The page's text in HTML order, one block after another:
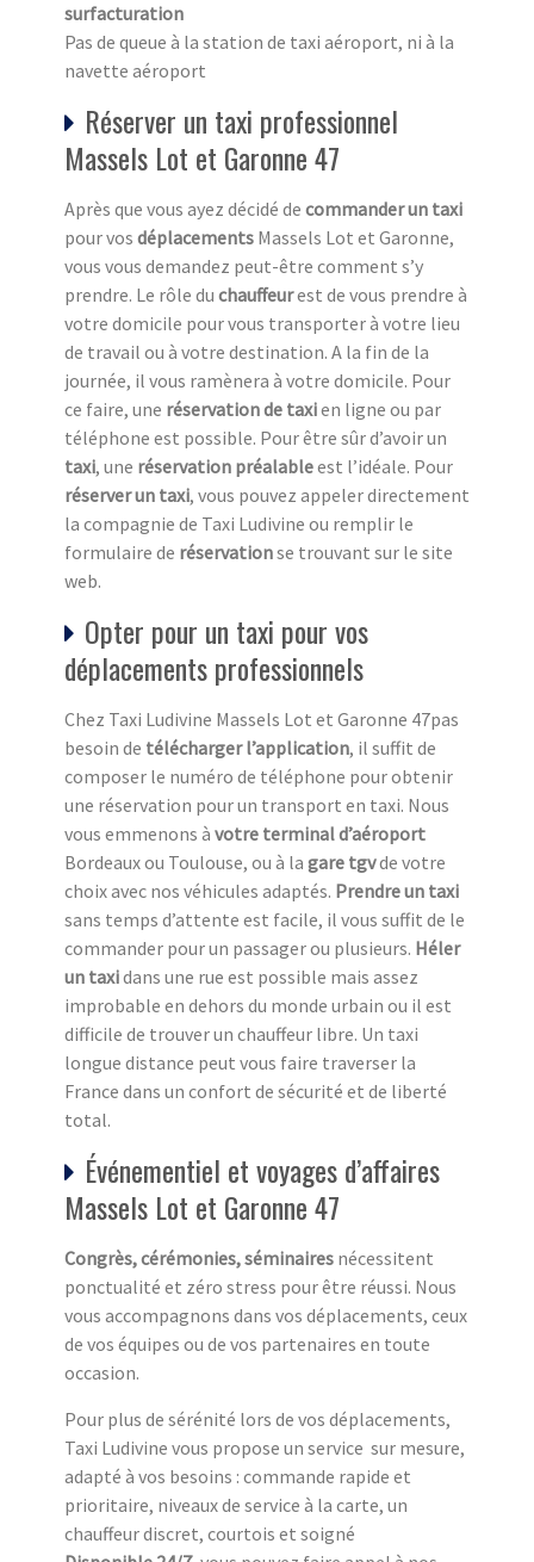
surfacturation
Pas de queue à la station de taxi aéroport, ni à la
navette aéroport
Réserver un taxi professionnel
Massels Lot et Garonne 47
Après que vous ayez décidé de commander un taxi
pour vos déplacements Massels Lot et Garonne,
vous vous demandez peut-être comment s’y
prendre. Le rôle du chauffeurest de vous prendre à
votre domicile pour vous transporter à votre lieu
de travail ou à votre destination. A la fin de la
journée, il vous ramènera à votre domicile. Pour
ce faire, une réservation de taxien ligne ou par
téléphone est possible. Pour être sûr d’avoir un
taxi, une réservation préalableest l’idéale. Pour
réserver un taxi, vous pouvez appeler directement
la compagnie de Taxi Ludivine ou remplir le
formulaire de réservationse trouvant sur le site
web.
Opter pour un taxi pour vos
déplacements professionnels
Chez Taxi Ludivine Massels Lot et Garonne 47pas
besoin de télécharger l’application, il suffit de
composer le numéro de téléphone pour obtenir
une réservation pour un transport en taxi. Nous
vous emmenons à votre terminal d’aéroport
Bordeaux ou Toulouse, ou à la gare tgvde votre
choix avec nos véhicules adaptés. Prendre un taxi
sans temps d’attente est facile, il vous suffit de le
commander pour un passager ou plusieurs. Héler
un taxidans une rue est possible mais assez
improbable en dehors du monde urbain ou il est
difficile de trouver un chauffeur libre. Un taxi
longue distance peut vous faire traverser la
France dans un confort de sécurité et de liberté
total.
Événementiel et voyages d’affaires
Massels Lot et Garonne 47
Congrès, cérémonies, séminaires nécessitent
ponctualité et zéro stress pour être réussi. Nous
vous accompagnons dans vos déplacements, ceux
de vos équipes ou de vos partenaires en toute
occasion.
Pour plus de sérénité lors de vos déplacements,
Taxi Ludivine vous propose un service sur mesure,
adapté à vos besoins : commande rapide et
prioritaire, niveaux de service à la carte, un
chauffeur discret, courtois et soigné